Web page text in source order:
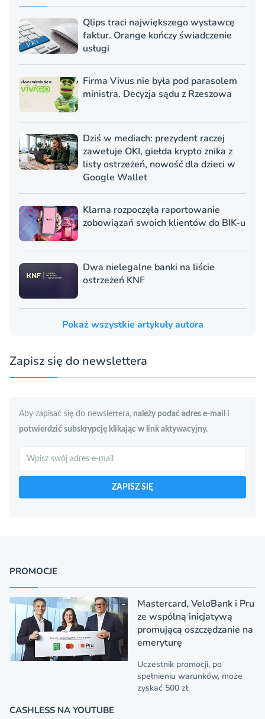
Qlips traci największego wystawcę
faktur. Orange kończy świadczenie
usługi
Firma Vivus nie była pod parasolem
ministra. Decyzja sądu z Rzeszowa
Dziś w mediach: prezydent raczej
zawetuje OKI, giełda krypto znika z
listy ostrzeżeń, nowość dla dzieci w
Google Wallet
Klarna rozpoczęła raportowanie
zobowiązań swoich klientów do BIK-u
Dwa nielegalne banki na liście
ostrzeżeń KNF
Pokaż wszystkie artykuły autora
Zapisz się do newslettera
Aby zapisać się do newslettera, należy podać adres e-mail i
potwierdzić subskrypcję klikając w link aktywacyjny.
ZAPISZ SIĘ
PROMOCJE
Mastercard, VeloBank i Pru
ze wspólną inicjatywą
promującą oszczędzanie na
emeryturę
Uczestnik promocji, po
spełnieniu warunków, może
zyskać 500 zł
CASHLESS NA YOUTUBE